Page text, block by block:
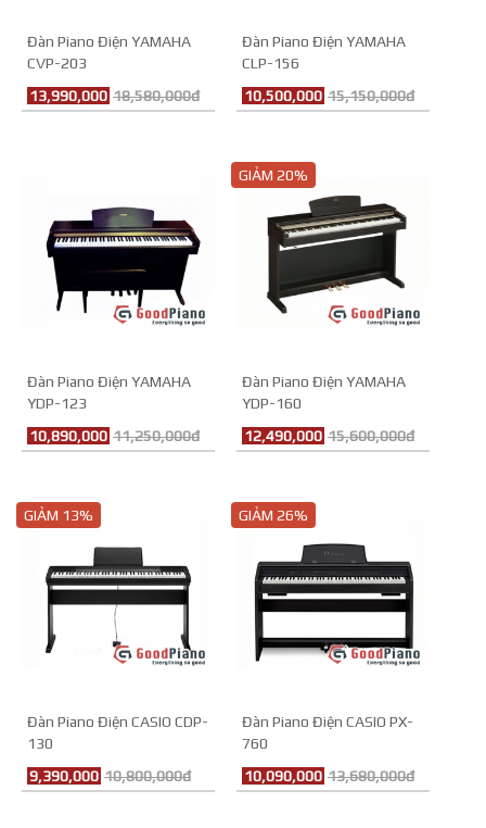
Đàn Piano Điện YAMAHA
CVP-203
13,990,000 18,580,000đ
Đàn Piano Điện YAMAHA
CLP-156
10,500,000 15,150,000đ
Đàn Piano Điện YAMAHA
YDP-123
10,890,000 11,250,000đ
GIẢM 20%
Đàn Piano Điện YAMAHA
YDP-160
12,490,000 15,600,000đ
GIẢM 13%
Đàn Piano Điện CASIO CDP-
130
9,390,000 10,800,000đ
GIẢM 26%
Đàn Piano Điện CASIO PX-
760
10,090,000 13,680,000đ